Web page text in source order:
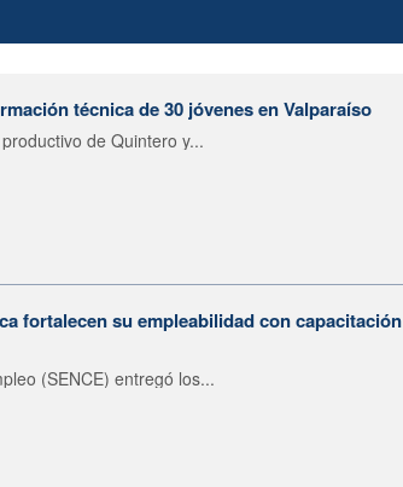
técnica de 30 jóvenes en Valparaíso
de Quintero y...
fortalecen su empleabilidad con capacitación
(SENCE) entregó los...